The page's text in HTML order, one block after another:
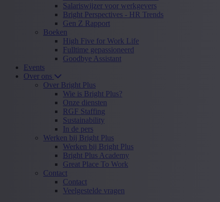
Salariswijzer voor werkgevers
Bright Perspectives - HR Trends
Gen Z Rapport
Boeken
High Five for Work Life
Fulltime gepassioneerd
Goodbye Assistant
Events
Over ons
Over Bright Plus
Wie is Bright Plus?
Onze diensten
RGF Staffing
Sustainability
In de pers
Werken bij Bright Plus
Werken bij Bright Plus
Bright Plus Academy
Great Place To Work
Contact
Contact
Veelgestelde vragen